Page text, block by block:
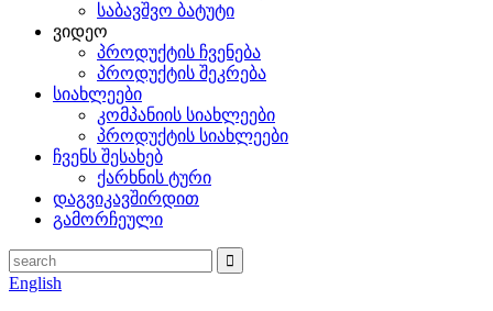
საბავშვო ბატუტი
ვიდეო
პროდუქტის ჩვენება
პროდუქტის შეკრება
სიახლეები
კომპანიის სიახლეები
პროდუქტის სიახლეები
ჩვენს შესახებ
ქარხნის ტური
დაგვიკავშირდით
გამორჩეული
English